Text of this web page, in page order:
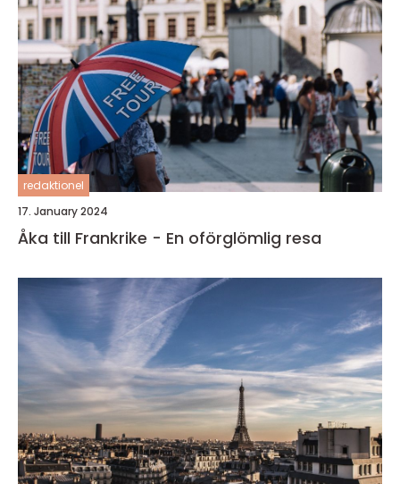
redaktionel
17. January 2024
Åka till Frankrike - En oförglömlig resa